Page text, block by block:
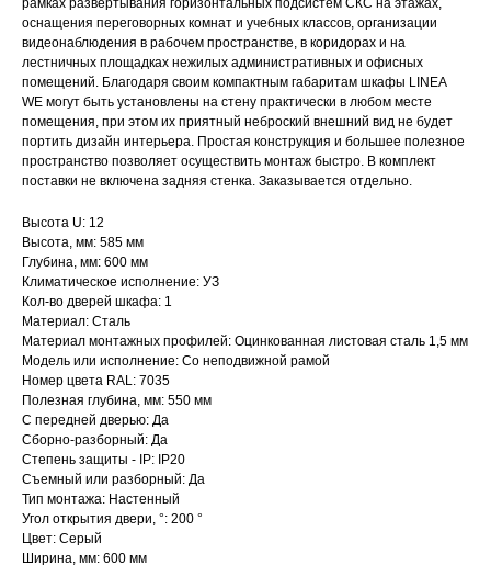
рамках развертывания горизонтальных подсистем СКС на этажах,
оснащения переговорных комнат и учебных классов, организации
видеонаблюдения в рабочем пространстве, в коридорах и на
лестничных площадках нежилых административных и офисных
помещений. Благодаря своим компактным габаритам шкафы LINEA
WE могут быть установлены на стену практически в любом месте
помещения, при этом их приятный неброский внешний вид не будет
портить дизайн интерьера. Простая конструкция и большее полезное
пространство позволяет осуществить монтаж быстро. В комплект
поставки не включена задняя стенка. Заказывается отдельно.
Высота U: 12
Высота, мм: 585 мм
Глубина, мм: 600 мм
Климатическое исполнение: УЗ
Кол-во дверей шкафа: 1
Материал: Сталь
Материал монтажных профилей: Оцинкованная листовая сталь 1,5 мм
Модель или исполнение: Со неподвижной рамой
Номер цвета RAL: 7035
Полезная глубина, мм: 550 мм
С передней дверью: Да
Сборно-разборный: Да
Степень защиты - IP: IP20
Съемный или разборный: Да
Тип монтажа: Настенный
Угол открытия двери, °: 200 °
Цвет: Серый
Ширина, мм: 600 мм